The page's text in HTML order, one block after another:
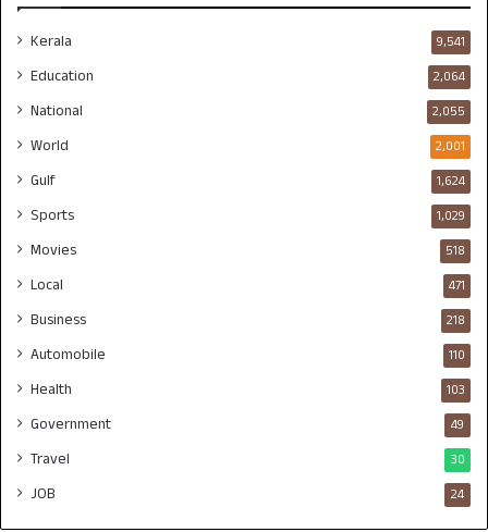
Kerala 9,541
Education 2,064
National 2,055
World 2,001
Gulf 1,624
Sports 1,029
Movies 518
Local 471
Business 218
Automobile 110
Health 103
Government 49
Travel 30
JOB 24